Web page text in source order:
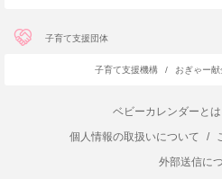
子育て支援団体
子育て支援機構 / おぎゃー献
ベビーカレンダーとは
個人情報の取扱いについて
/
外部送信に